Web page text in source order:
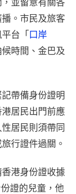
並留意有關各
。市民及旅客
台「 口岸
時間、金巴及
帶備身份證明
居民出門前應
居民則須帶同
行證件過關。
港身份證收據
證的兒童，他